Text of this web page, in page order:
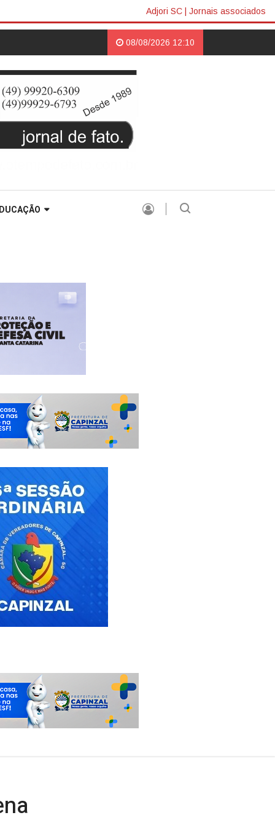
Adjori SC | Jornais associados
Raimundo Colombo retorna à casa do amigo Neri Luiz Miquelotto
08/08/2026 12:10